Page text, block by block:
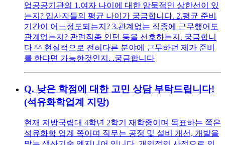
업공공기관의 1.여자 나이에 대한 암묵적인 상한선이 있
는지? 입사자들의 평균 나이가 궁금합니다. 2.평균 준비
기간이 어느정도되는지? 3.관계없는 직종에 근무했어도
관계없는지? 관련직종 인턴 등을 선호하는지. 궁금합니
다 ^^ 현실적으로 전혀다른 분야에 근무하던 제가 준비
를 한다면 가능한것인지. .궁금합니다
Q. 낮은 학점에 대한 고민 상담 부탁드립니다!
(석유화학업계 지망)
현재 지방국립대 4학년 2학기 재학중이며 목표하는 쪽은
석유화학 업계 쪽이며 직무는 공정 및 설비 개선, 개발을